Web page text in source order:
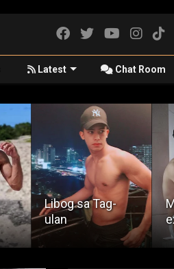
Latest Chat Room
May Pagka-
exhibitionist Ako